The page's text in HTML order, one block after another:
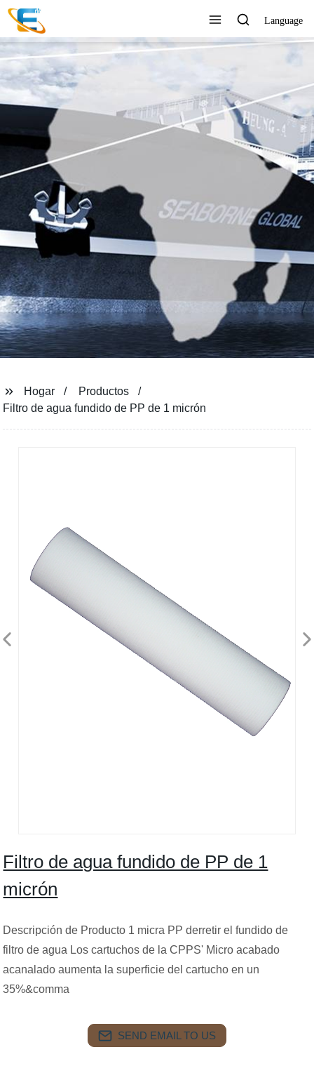
Language
SERVICIO AL CLIENTE 24
HORAS EN LÍNEA
Ver todos los productos
Hogar
Productos
Filtro de agua fundido de PP de 1 micrón
Filtro de agua fundido de PP de 1
micrón
Descripción de Producto 1 micra PP derretir el fundido de
filtro de agua Los cartuchos de la CPPS' Micro acabado
acanalado aumenta la superficie del cartucho en un
35%&comma
SEND EMAIL TO US